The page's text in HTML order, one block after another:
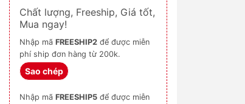
Chất lượng, Freeship, Giá tốt,
Mua ngay!
Nhập mã FREESHIP2
phí ship đơn hàng từ 200k.
Sao chép
Nhập mã FREESHIP5